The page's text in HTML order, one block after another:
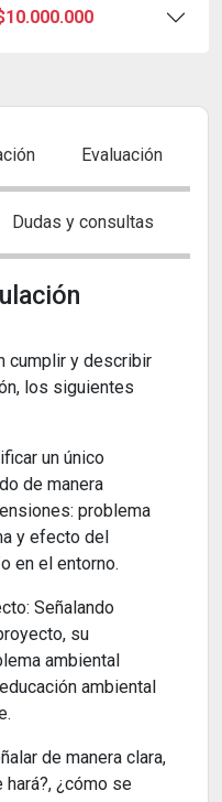
Evaluación
Dudas y consultas
cumplir y describir
los siguientes
un único
de manera
problema
y efecto del
en el entorno.
Señalando
su
ambiental
ambiental
de manera clara,
¿cómo se